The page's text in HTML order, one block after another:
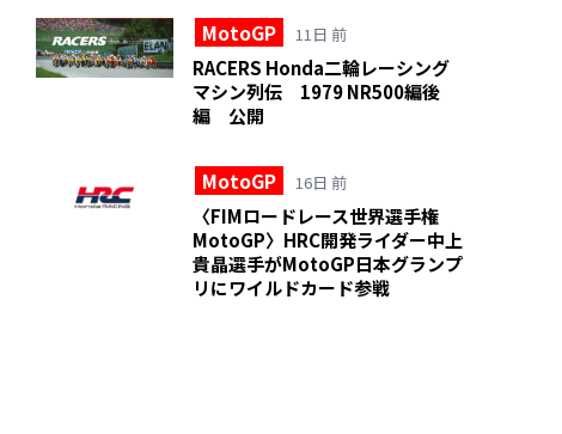
MotoGP 11日 前
RACERS Honda二輪レーシング
マシン列伝 1979 NR500編後
編 公開
MotoGP 16日 前
〈FIMロードレース世界選手権
MotoGP〉HRC開発ライダー中上
貴晶選手がMotoGP日本グランプ
リにワイルドカード参戦